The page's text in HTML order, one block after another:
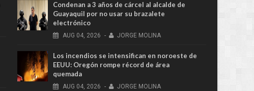
Condenan a 3 años de cárcel al alcalde de
Guayaquil por no usar su brazalete
electrónico
AUG 04, 2026 - JORGE MOLINA
Los incendios se intensifican en noroeste de
EEUU: Oregón rompe récord de área
quemada
AUG 04, 2026 - JORGE MOLINA